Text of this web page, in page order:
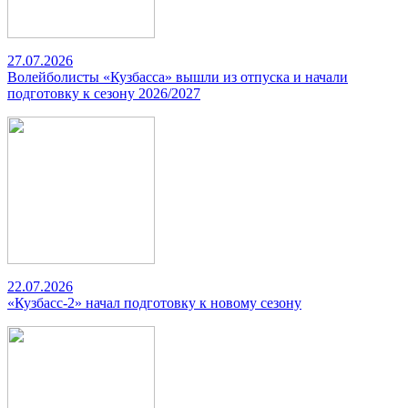
27.07.2026
Волейболисты «Кузбасса» вышли из отпуска и начали
подготовку к сезону 2026/2027
22.07.2026
«Кузбасс-2» начал подготовку к новому сезону